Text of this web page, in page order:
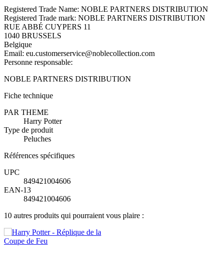
Registered Trade Name: NOBLE PARTNERS DISTRIBUTION
Registered Trade mark: NOBLE PARTNERS DISTRIBUTION
RUE ABBÉ CUYPERS 11
1040 BRUSSELS
Belgique
Email: eu.customerservice@noblecollection.com
Personne responsable:
NOBLE PARTNERS DISTRIBUTION
Fiche technique
PAR THEME
Harry Potter
Type de produit
Peluches
Références spécifiques
UPC
849421004606
EAN-13
849421004606
10 autres produits qui pourraient vous plaire :